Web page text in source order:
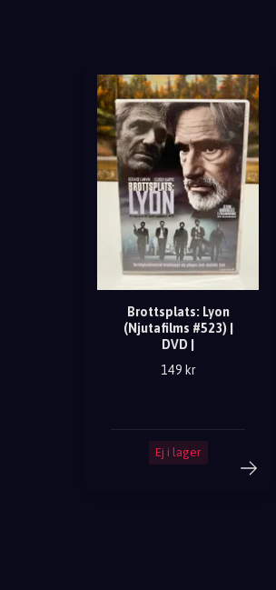
Brottsplats: Lyon
(Njutafilms #523) |
DVD |
149 kr
Ej i lager